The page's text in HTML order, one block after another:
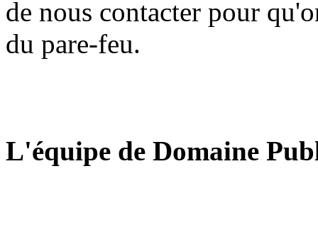
de nous contacter pour
du pare-feu.
L'équipe de Domaine